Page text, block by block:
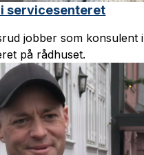
servicesenteret
jobber som konsulent i
på rådhuset.